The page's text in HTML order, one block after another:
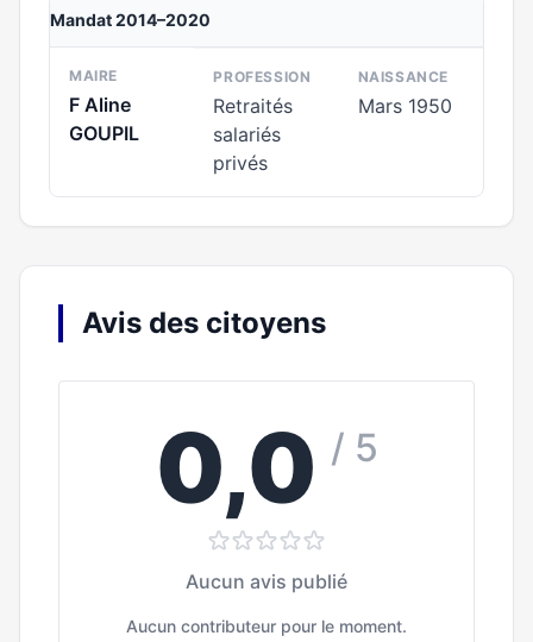
Mandat 2014–2020
MAIRE
F Aline
GOUPIL
PROFESSION
Retraités
salariés
privés
NAISSANCE
Mars 1950
Avis des citoyens
0,0 / 5
Aucun avis publié
Aucun contributeur pour le moment.